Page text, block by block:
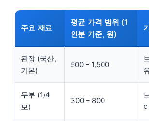
주요 재료
평균 가격 범위 (1
인분 기준, 원)
된장 (국산,
기본)
500 – 1,500
두부 (1/4
모)
300 – 800